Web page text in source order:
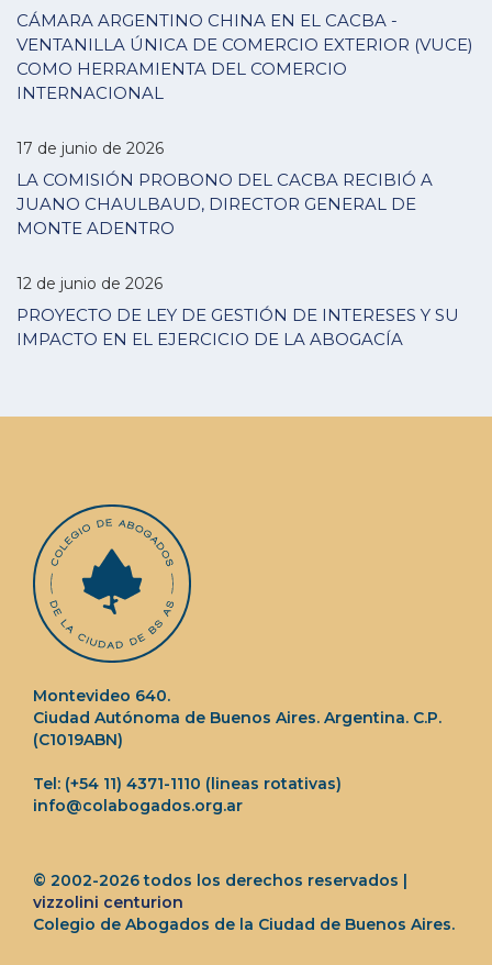
CÁMARA ARGENTINO CHINA EN EL CACBA -
VENTANILLA ÚNICA DE COMERCIO EXTERIOR (VUCE)
COMO HERRAMIENTA DEL COMERCIO
INTERNACIONAL
17 de junio de 2026
LA COMISIÓN PROBONO DEL CACBA RECIBIÓ A
JUANO CHAULBAUD, DIRECTOR GENERAL DE
MONTE ADENTRO
12 de junio de 2026
PROYECTO DE LEY DE GESTIÓN DE INTERESES Y SU
IMPACTO EN EL EJERCICIO DE LA ABOGACÍA
Montevideo 640.
Ciudad Autónoma de Buenos Aires. Argentina. C.P.
(C1019ABN)
Tel: (+54 11) 4371-1110 (lineas rotativas)
info@colabogados.org.ar
© 2002-2026 todos los derechos reservados |
vizzolini centurion
Colegio de Abogados de la Ciudad de Buenos Aires.